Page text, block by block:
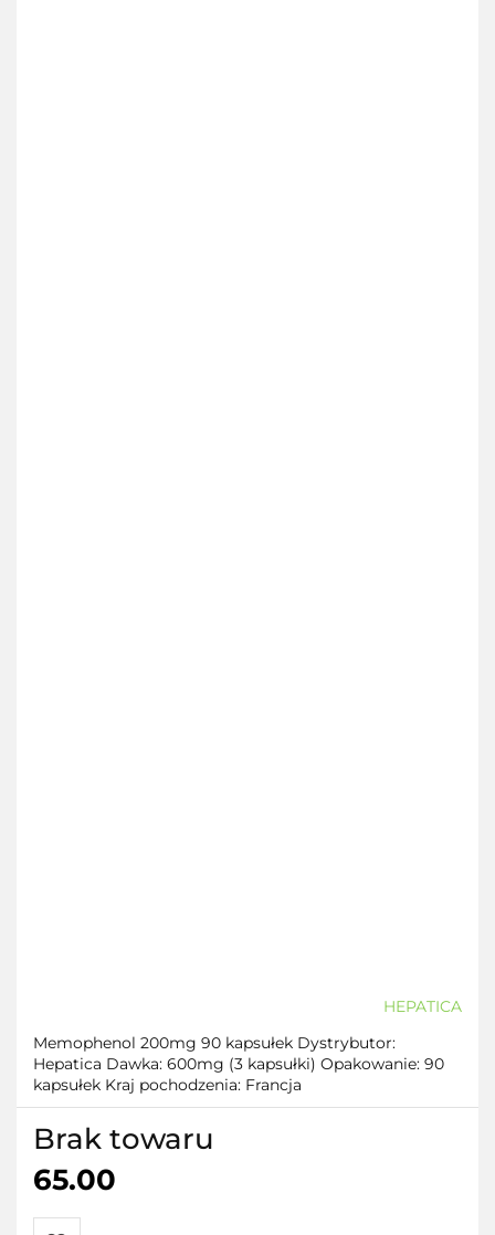
HEPATICA
Memophenol 200mg 90 kapsułek Dystrybutor:
Hepatica Dawka: 600mg (3 kapsułki) Opakowanie: 90
kapsułek Kraj pochodzenia: Francja
Brak towaru
65.00